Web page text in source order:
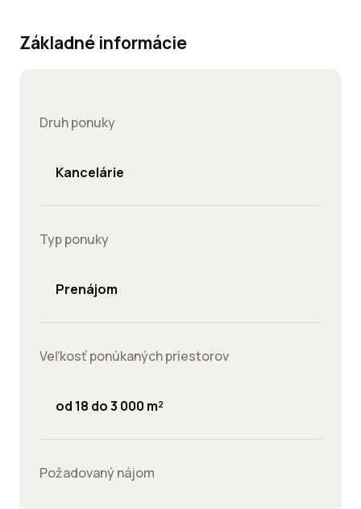
Základné informácie
Druh ponuky
Kancelárie
Typ ponuky
Prenájom
Veľkosť ponúkaných priestorov
od 18 do 3 000 m²
Požadovaný nájom